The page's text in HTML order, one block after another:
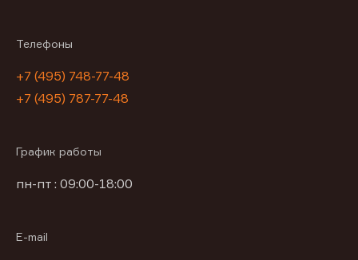
Телефоны
+7 (495) 748-77-48
+7 (495) 787-77-48
График работы
пн-пт : 09:00-18:00
E-mail